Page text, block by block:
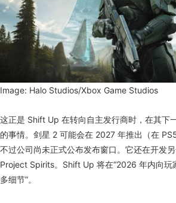
Image: Halo Studios/Xbox Game Studios
这正是 Shift Up 在转向自主发行商时，在其下
的事情。剑星 2 可能会在 2027 年推出（在
不过公司尚未正式公布发布窗口。它还在开发
Project Spirits。Shift Up 将在“2026 年内向玩
多细节”。